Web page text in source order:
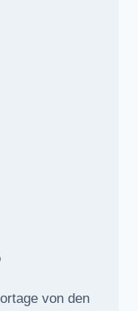
von den